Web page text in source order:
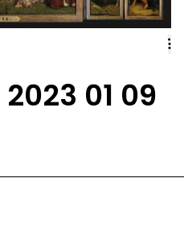
01 09